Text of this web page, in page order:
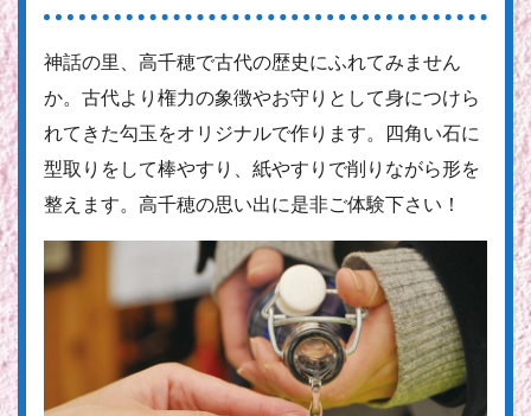
神話の里、高千穂で古代の歴史にふれてみません
か。古代より権力の象徴やお守りとして身につけら
れてきた勾玉をオリジナルで作ります。四角い石に
型取りをして棒やすり、紙やすりで削りながら形を
整えます。高千穂の思い出に是非ご体験下さい！